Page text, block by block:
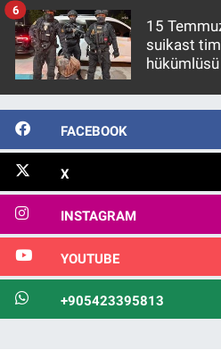
15
suikast
hükümlüsü
6
FACEBOOK
X
INSTAGRAM
YOUTUBE
+905423395813
Nedir
Popüler
Sağlık
Spor
Teknoloji
Türkiye'nin Geleceği